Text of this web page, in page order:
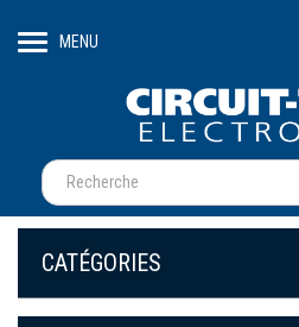
MENU
CATÉGORIES